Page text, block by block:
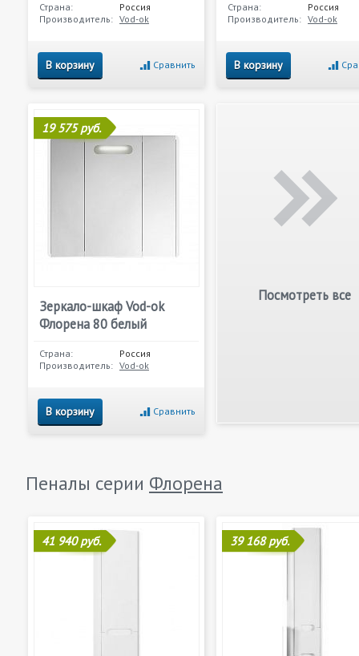
Страна:
Россия
Производитель: Vod-ok
В корзину Сравнить
Страна:
Россия
Производитель: Vod-ok
В корзину
19 575 руб.
Зеркало-шкаф Vod-ok
Флорена 80 белый
Страна:
Россия
Производитель: Vod-ok
В корзину Сравнить
Посмотреть все
Пеналы серии Флорена
41 940 руб. 39 168 руб.